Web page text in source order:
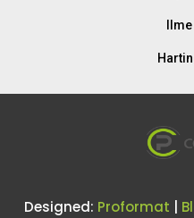
Designed: Proformat